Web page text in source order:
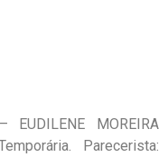
MOREIRA
Parecerista: